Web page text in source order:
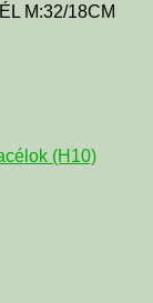
M:32/18CM
(H10)